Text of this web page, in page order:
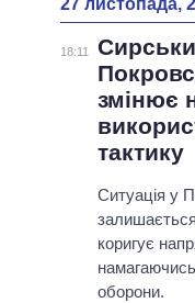
27 листопада,
18:11
змінює
тактику
Ситуація у
коригує
оборони.